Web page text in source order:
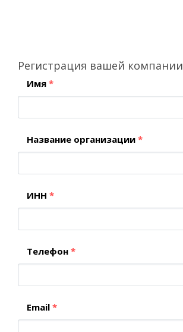
Регистрация вашей компании
Имя *
Название организации *
ИНН *
Телефон *
Email *